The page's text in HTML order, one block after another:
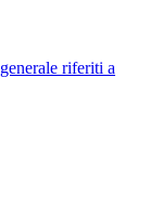
riferiti a